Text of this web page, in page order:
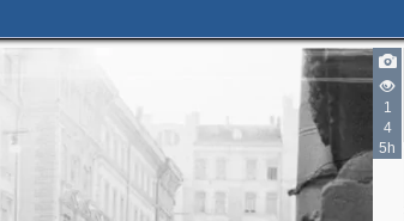
1
4
5h